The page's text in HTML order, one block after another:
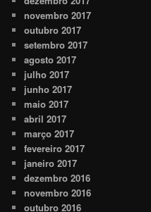
novembro 2017
outubro 2017
setembro 2017
agosto 2017
julho 2017
junho 2017
maio 2017
abril 2017
março 2017
fevereiro 2017
janeiro 2017
dezembro 2016
novembro 2016
outubro 2016